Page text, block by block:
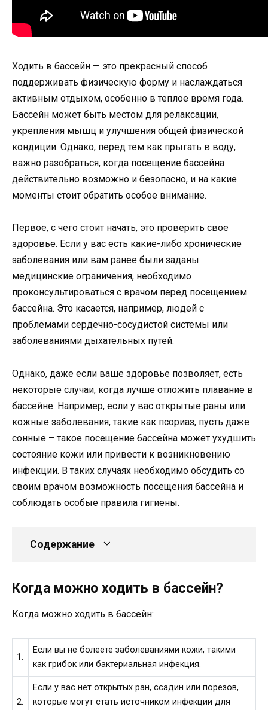
Ходить в бассейн — это прекрасный способ
поддерживать физическую форму и наслаждаться
активным отдыхом, особенно в теплое время года.
Бассейн может быть местом для релаксации,
укрепления мышц и улучшения общей физической
кондиции. Однако, перед тем как прыгать в воду,
важно разобраться, когда посещение бассейна
действительно возможно и безопасно, и на какие
моменты стоит обратить особое внимание.
Первое, с чего стоит начать, это проверить свое
здоровье. Если у вас есть какие-либо хронические
заболевания или вам ранее были заданы
медицинские ограничения, необходимо
проконсультироваться с врачом перед посещением
бассейна. Это касается, например, людей с
проблемами сердечно-сосудистой системы или
заболеваниями дыхательных путей.
Однако, даже если ваше здоровье позволяет, есть
некоторые случаи, когда лучше отложить плавание в
бассейне. Например, если у вас открытые раны или
кожные заболевания, такие как псориаз, пусть даже
сонные – такое посещение бассейна может ухудшить
состояние кожи или привести к возникновению
инфекции. В таких случаях необходимо обсудить со
своим врачом возможность посещения бассейна и
соблюдать особые правила гигиены.
Содержание
Когда можно ходить в бассейн?
Когда можно ходить в бассейн:
1.
Если вы не болеете заболеваниями кожи, такими
как грибок или бактериальная инфекция.
2.
Если у вас нет открытых ран, ссадин или порезов,
которые могут стать источником инфекции для